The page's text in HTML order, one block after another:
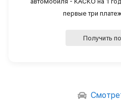
первые три
Получить